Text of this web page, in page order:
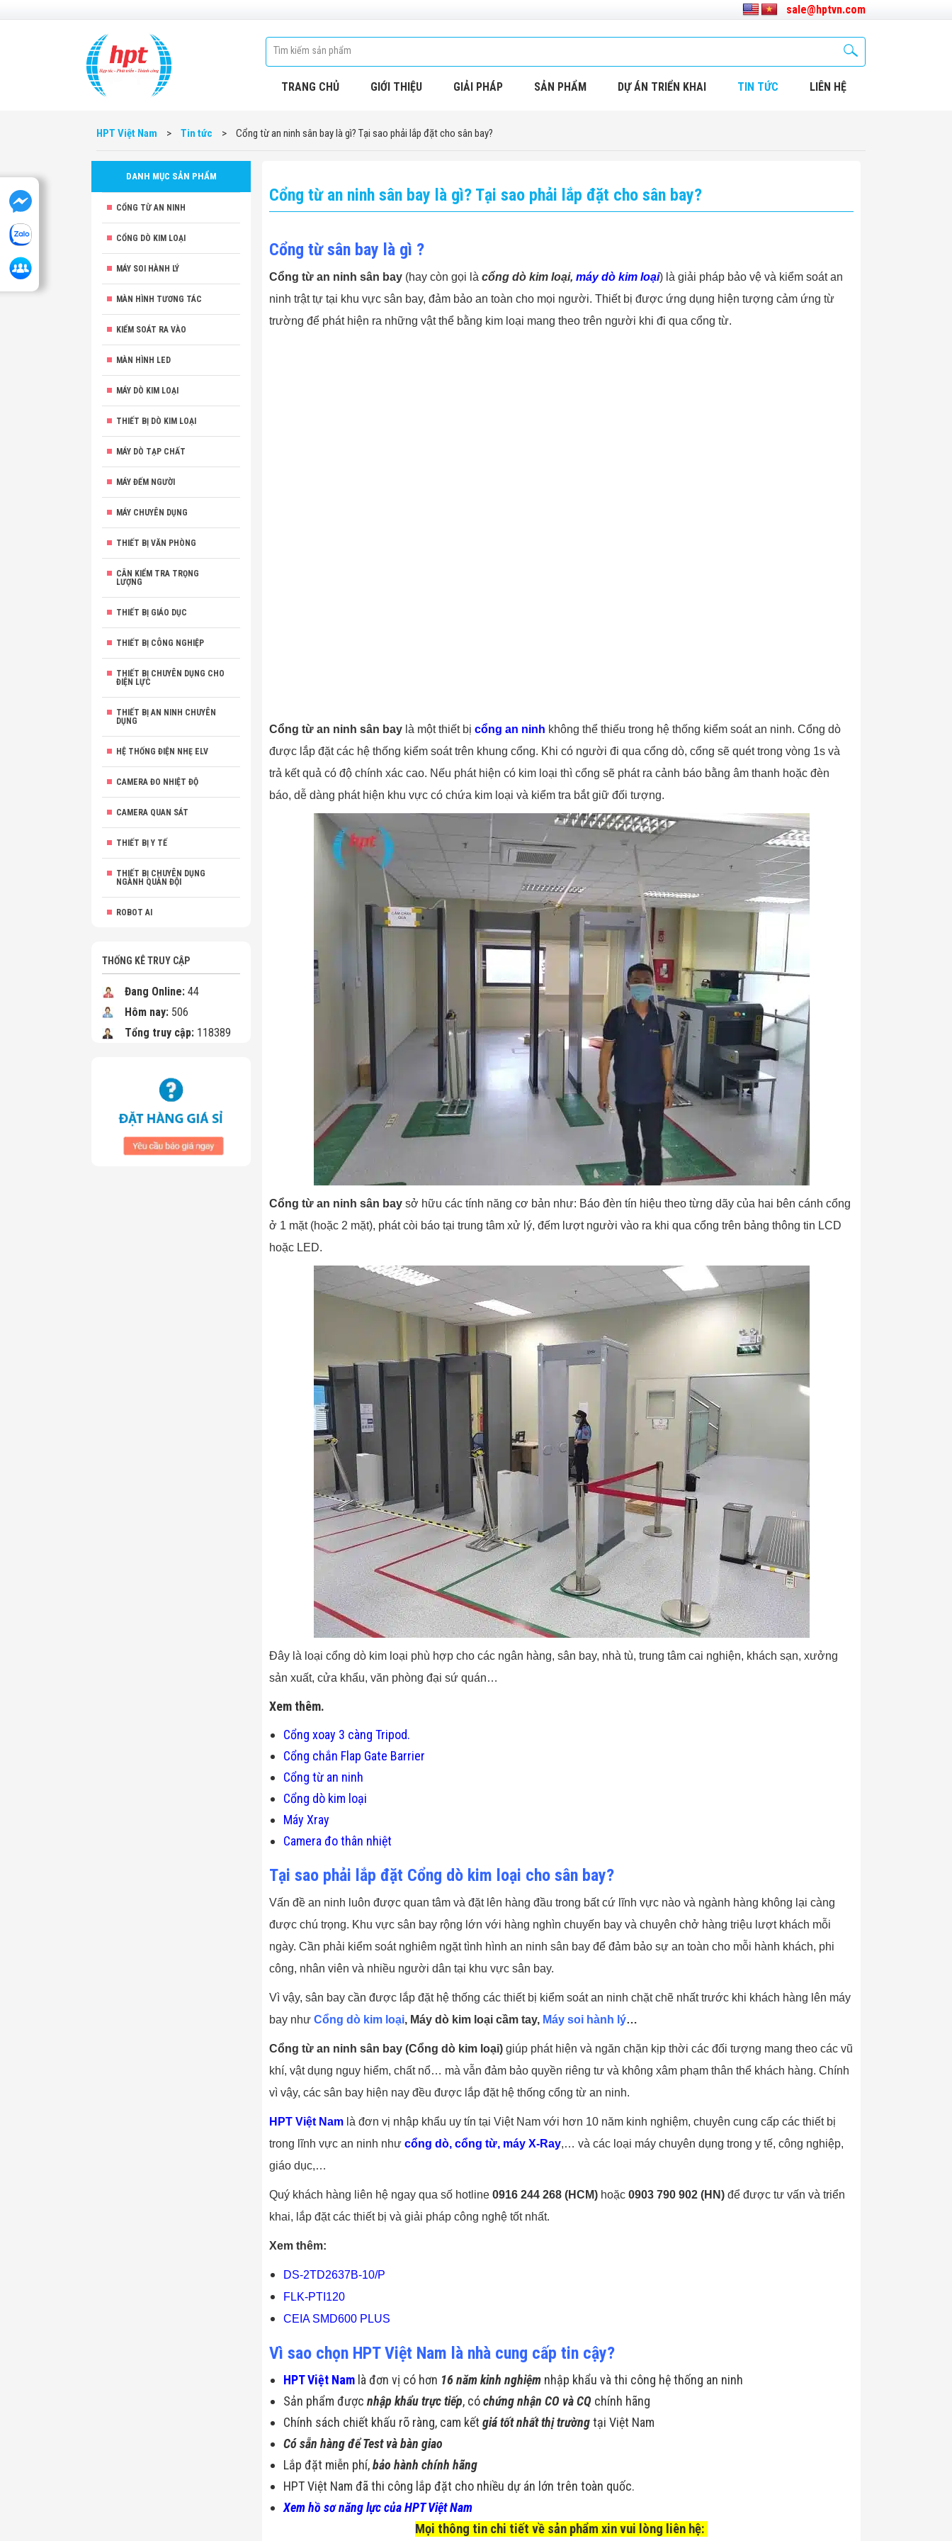
sale@hptvn.com
TRANG CHỦ GIỚI THIỆU GIẢI PHÁP SẢN PHẨM DỰ ÁN TRIỂN KHAI TIN TỨC LIÊN HỆ
HPT Việt Nam > Tin tức > Cổng từ an ninh sân bay là gì? Tại sao phải lắp đặt cho sân bay?
DANH MỤC SẢN PHẨM
CỔNG TỪ AN NINH
CỔNG DÒ KIM LOẠI
MÁY SOI HÀNH LÝ
MÀN HÌNH TƯƠNG TÁC
KIỂM SOÁT RA VÀO
MÀN HÌNH LED
MÁY DÒ KIM LOẠI
THIẾT BỊ DÒ KIM LOẠI
MÁY DÒ TẠP CHẤT
MÁY ĐẾM NGƯỜI
MÁY CHUYÊN DỤNG
THIẾT BỊ VĂN PHÒNG
CÂN KIỂM TRA TRỌNG
LƯỢNG
THIẾT BỊ GIÁO DỤC
THIẾT BỊ CÔNG NGHIỆP
THIẾT BỊ CHUYÊN DỤNG CHO
ĐIỆN LỰC
THIẾT BỊ AN NINH CHUYÊN
DỤNG
HỆ THỐNG ĐIỆN NHẸ ELV
CAMERA ĐO NHIỆT ĐỘ
CAMERA QUAN SÁT
THIẾT BỊ Y TẾ
THIẾT BỊ CHUYÊN DỤNG
NGÀNH QUÂN ĐỘI
ROBOT AI
THỐNG KÊ TRUY CẬP
Đang Online: 44
Hôm nay: 506
Tổng truy cập: 118389
Cổng từ an ninh sân bay là gì? Tại sao phải lắp đặt cho sân bay?
Cổng từ sân bay là gì ?
Cổng từ an ninh sân bay (hay còn gọi là cổng dò kim loại, máy dò kim loại) là giải pháp bảo vệ và kiểm soát an
ninh trật tự tại khu vực sân bay, đảm bảo an toàn cho mọi người. Thiết bị được ứng dụng hiện tượng cảm ứng từ
trường để phát hiện ra những vật thể bằng kim loại mang theo trên người khi đi qua cổng từ.
Cổng từ an ninh sân bay là một thiết bị cổng an ninh không thể thiếu trong hệ thống kiểm soát an ninh. Cổng dò
được lắp đặt các hệ thống kiểm soát trên khung cổng. Khi có người đi qua cổng dò, cổng sẽ quét trong vòng 1s và
trả kết quả có độ chính xác cao. Nếu phát hiện có kim loại thì cổng sẽ phát ra cảnh báo bằng âm thanh hoặc đèn
báo, dễ dàng phát hiện khu vực có chứa kim loại và kiểm tra bắt giữ đối tượng.
Cổng từ an ninh sân bay sở hữu các tính năng cơ bản như: Báo đèn tín hiệu theo từng dãy của hai bên cánh cổng
ở 1 mặt (hoặc 2 mặt), phát còi báo tại trung tâm xử lý, đếm lượt người vào ra khi qua cổng trên bảng thông tin LCD
hoặc LED.
Đây là loại cổng dò kim loại phù hợp cho các ngân hàng, sân bay, nhà tù, trung tâm cai nghiện, khách sạn, xưởng
sản xuất, cửa khẩu, văn phòng đại sứ quán…
Xem thêm.
Cổng xoay 3 càng Tripod.
Cổng chắn Flap Gate Barrier
Cổng từ an ninh
Cổng dò kim loại
Máy Xray
Camera đo thân nhiệt
Tại sao phải lắp đặt Cổng dò kim loại cho sân bay?
Vấn đề an ninh luôn được quan tâm và đặt lên hàng đầu trong bất cứ lĩnh vực nào và ngành hàng không lại càng
được chú trọng. Khu vực sân bay rộng lớn với hàng nghìn chuyến bay và chuyên chở hàng triệu lượt khách mỗi
ngày. Cần phải kiểm soát nghiêm ngặt tình hình an ninh sân bay để đảm bảo sự an toàn cho mỗi hành khách, phi
công, nhân viên và nhiều người dân tại khu vực sân bay.
Vì vậy, sân bay cần được lắp đặt hệ thống các thiết bị kiểm soát an ninh chặt chẽ nhất trước khi khách hàng lên máy
bay như Cổng dò kim loại, Máy dò kim loại cầm tay, Máy soi hành lý…
Cổng từ an ninh sân bay (Cổng dò kim loại) giúp phát hiện và ngăn chặn kịp thời các đối tượng mang theo các vũ
khí, vật dụng nguy hiểm, chất nổ… mà vẫn đảm bảo quyền riêng tư và không xâm phạm thân thể khách hàng. Chính
vì vậy, các sân bay hiện nay đều được lắp đặt hệ thống cổng từ an ninh.
HPT Việt Nam là đơn vị nhập khẩu uy tín tại Việt Nam với hơn 10 năm kinh nghiệm, chuyên cung cấp các thiết bị
trong lĩnh vực an ninh như cổng dò, cổng từ, máy X-Ray,… và các loại máy chuyên dụng trong y tế, công nghiệp,
giáo dục,…
Quý khách hàng liên hệ ngay qua số hotline 0916 244 268 (HCM) hoặc 0903 790 902 (HN) để được tư vấn và triển
khai, lắp đặt các thiết bị và giải pháp công nghệ tốt nhất.
Xem thêm:
DS-2TD2637B-10/P
FLK-PTI120
CEIA SMD600 PLUS
Vì sao chọn HPT Việt Nam là nhà cung cấp tin cậy?
HPT Việt Nam là đơn vị có hơn 16 năm kinh nghiệm nhập khẩu và thi công hệ thống an ninh
Sản phẩm được nhập khẩu trực tiếp, cóchứng nhận CO và CQ chính hãng
Chính sách chiết khấu rõ ràng, cam kết giá tốt nhất thị trườngtại Việt Nam
Có sẵn hàng để Test và bàn giao
Lắp đặt miễn phí,bảo hành chính hãng
HPT Việt Nam đã thi công lắp đặt cho nhiều dự án lớn trên toàn quốc.
Xem hồ sơ năng lực của HPT Việt Nam
Mọi thông tin chi tiết về sản phẩm xin vui lòng liên hệ: